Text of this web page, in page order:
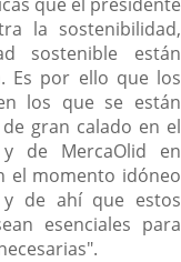
la sostenibilidad,
sostenible están
Es por ello que los
los que se están
gran calado en el
de MercaOlid en
el momento idóneo
de ahí que estos
esenciales para